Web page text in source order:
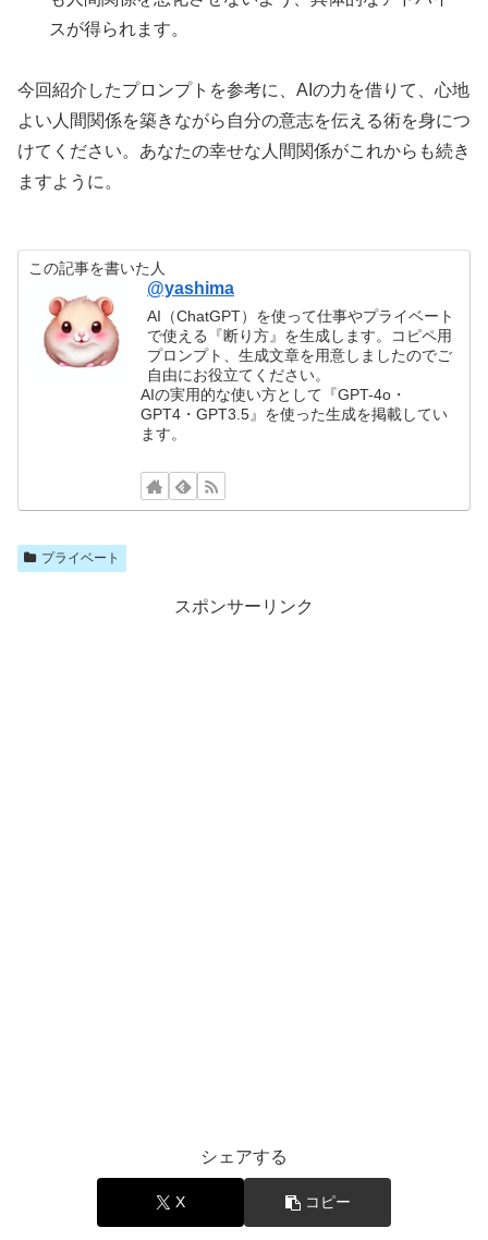
スが得られます。
今回紹介したプロンプトを参考に、AIの力を借りて、心地
よい人間関係を築きながら自分の意志を伝える術を身につ
けてください。あなたの幸せな人間関係がこれからも続き
ますように。
この記事を書いた人
@yashima
AI（ChatGPT）を使って仕事やプライベート
で使える『断り方』を生成します。コピペ用
プロンプト、生成文章を用意しましたのでご
自由にお役立てください。
AIの実用的な使い方として『GPT-4o・
GPT4・GPT3.5』を使った生成を掲載してい
ます。
プライベート
スポンサーリンク
シェアする
X コピー